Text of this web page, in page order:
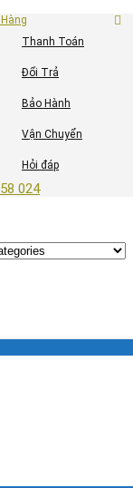
Thanh Toán
Đổi Trả
Bảo Hành
Vận Chuyển
Hỏi đáp
024